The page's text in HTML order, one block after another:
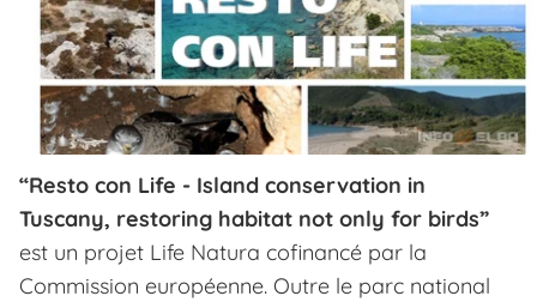
“Resto con Life - Island conservation in
Tuscany, restoring habitat not only for birds”
est un projet Life Natura cofinancé par la
Commission européenne. Outre le parc national